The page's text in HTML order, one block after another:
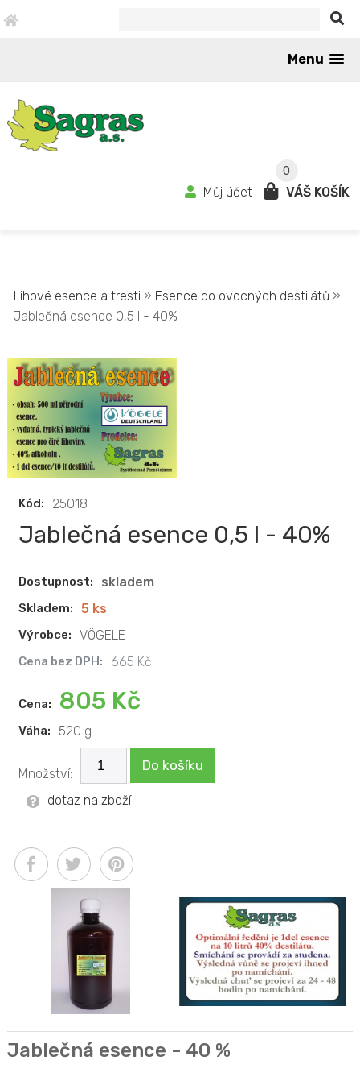
Menu
0
Můj účet VÁŠ KOŠÍK
Lihové esence a tresti » Esence do ovocných destilátů »
Jablečná esence 0,5 l - 40%
Kód: 25018
Jablečná esence 0,5 l - 40%
Dostupnost: skladem
Skladem: 5 ks
Výrobce: VÖGELE
Cena bez DPH: 665 Kč
Cena: 805 Kč
Váha: 520 g
Množství: Do košíku
dotaz na zboží
Jablečná esence - 40 %